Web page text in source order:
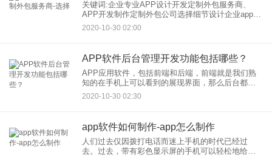
关键词:企业专业APP设计开发定制外包服务商、
APP开发制作定制外包公司选择细节设计企业app不
仅需要决定界面使用哪种颜色和字体，还需要做更
多的预想-您必须考虑用户以及他们要完成的工作。
2020-10-30 02:00
APP软件后台管理开发功能包括哪些？
APP应用软件，包括前端和后端，前端就是我们熟
知的在手机上可以看到的展现界面，那么后台都包
括哪些功能呢?如：用户界面、广告界面、论坛管理
等，让我们一起来看一下吧！ 一.用户管理 用户管理
2020-10-30 02:30
app软件如何制作-app怎么制作
人们过去仅因拨打电话而迷上手机的时代已经过
去。过去，带有彩色显示屏的手机可以轻松地给每